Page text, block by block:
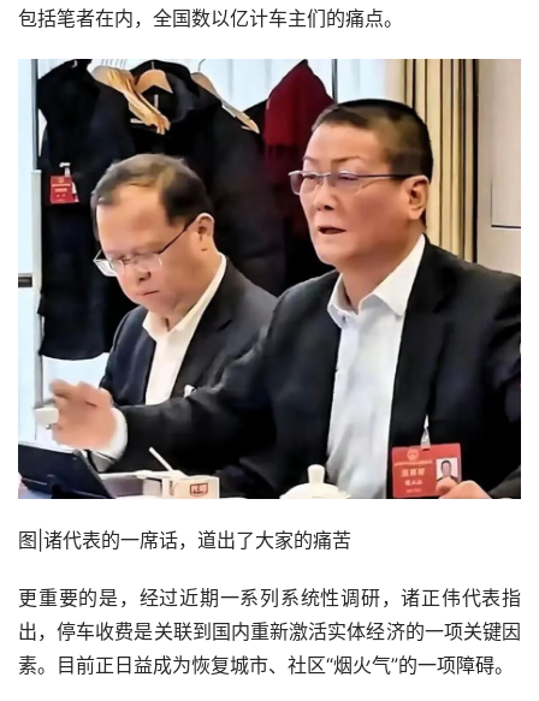
包括笔者在内，全国数以亿计车主们的痛点。
图|诸代表的一席话，道出了大家的痛苦
更重要的是，经过近期一系列系统性调研，诸正伟代表指
出，停车收费是关联到国内重新激活实体经济的一项关键因
素。目前正日益成为恢复城市、社区“烟火气”的一项障碍。